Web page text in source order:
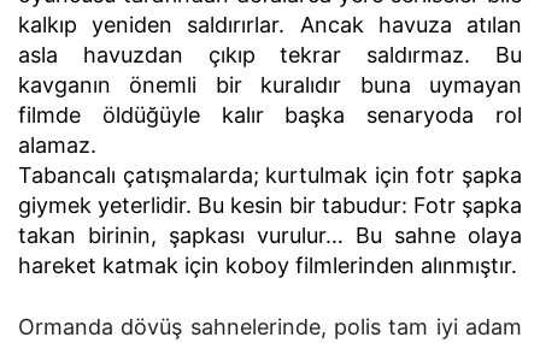
kalkıp yeniden saldırırlar. Ancak havuza atılan
asla havuzdan çıkıp tekrar saldırmaz. Bu
kavganın önemli bir kuralıdır buna uymayan
filmde öldüğüyle kalır başka senaryoda rol
alamaz.
Tabancalı çatışmalarda; kurtulmak için fotr şapka
giymek yeterlidir. Bu kesin bir tabudur: Fotr şapka
takan birinin, şapkası vurulur… Bu sahne olaya
hareket katmak için koboy filmlerinden alınmıştır.
Ormanda dövüş sahnelerinde, polis tam iyi adam